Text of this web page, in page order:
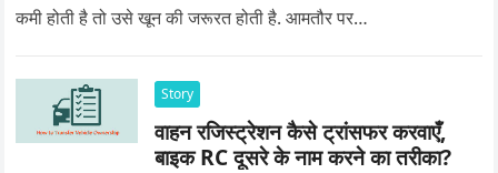
कमी होती है तो उसे खून की जरूरत होती है. आमतौर पर…
Story
वाहन रजिस्ट्रेशन कैसे ट्रांसफर करवाएँ,
बाइक RC दूसरे के नाम करने का तरीका?